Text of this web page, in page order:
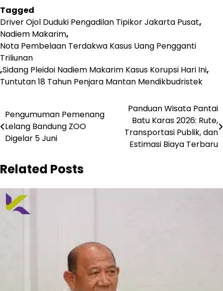
Tagged
Driver Ojol Duduki Pengadilan Tipikor Jakarta Pusat,
Nadiem Makarim,
Nota Pembelaan Terdakwa Kasus Uang Pengganti
Triliunan
,Sidang Pleidoi Nadiem Makarim Kasus Korupsi Hari Ini,
Tuntutan 18 Tahun Penjara Mantan Mendikbudristek
Navigasi
pos
Pengumuman Pemenang
Lelang Bandung ZOO
Digelar 5 Juni
Panduan Wisata Pantai
Batu Karas 2026: Rute,
Transportasi Publik, dan
Estimasi Biaya Terbaru
Related Posts